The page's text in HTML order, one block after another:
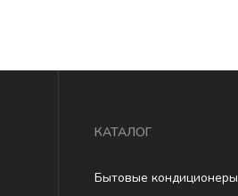
КАТАЛОГ
Бытовые кондиционеры